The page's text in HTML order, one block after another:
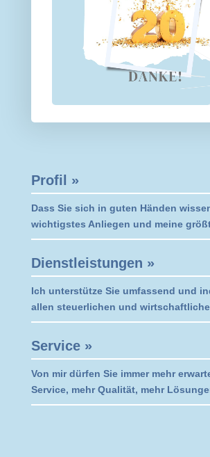
Profil »
Dass Sie sich in guten Händen
wichtigstes Anliegen und meine
Dienstleistungen »
Ich unterstütze Sie umfassend und
allen steuerlichen und
Service »
Von mir dürfen Sie immer mehr
Service, mehr Qualität, mehr